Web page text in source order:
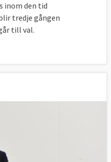
inom den tid
tredje gången
till val.